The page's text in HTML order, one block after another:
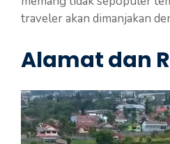
traveler akan dimanjakan
Alamat dan